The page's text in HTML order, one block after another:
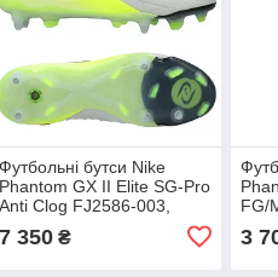
Футбольні бутси Nike
Phantom GX II Elite SG-Pro
Anti Clog FJ2586-003,
Неоновий, Розмір (EU) —
42
7 350₴
FG/
32
3